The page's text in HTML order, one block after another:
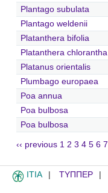
Plantago subulata
Plantago weldenii
Platanthera bifolia
Platanthera chlorantha
Platanus orientalis
Plumbago europaea
Poa annua
Poa bulbosa
Poa bulbosa
‹‹ previous 1 2 3 4 5 6 7
ITIA ΤΥΠΠΕΡ